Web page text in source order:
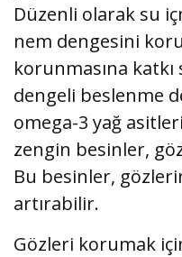
Düzenli olarak su
nem dengesini
korunmasına katkı
dengeli beslenme
omega-3 yağ
zengin besinler, göz
Bu besinler,
artırabilir.
Gözleri korumak